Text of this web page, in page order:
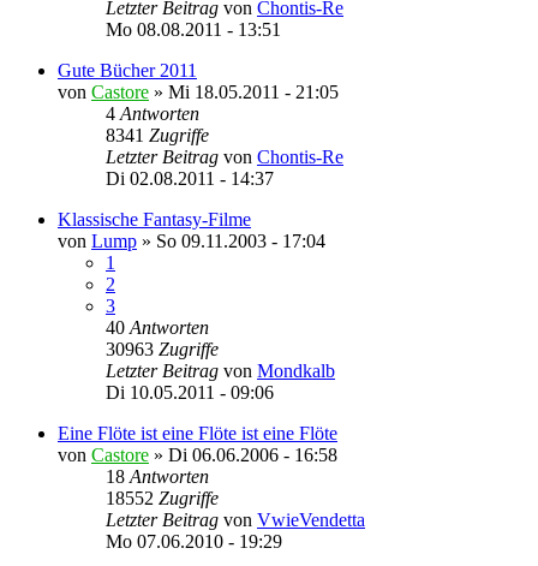
Letzter Beitrag von Chontis-Re
Mo 08.08.2011 - 13:51
Gute Bücher 2011
von Castore » Mi 18.05.2011 - 21:05
4 Antworten
8341 Zugriffe
Letzter Beitrag von Chontis-Re
Di 02.08.2011 - 14:37
Klassische Fantasy-Filme
von Lump » So 09.11.2003 - 17:04
1
2
3
40 Antworten
30963 Zugriffe
Letzter Beitrag von Mondkalb
Di 10.05.2011 - 09:06
Eine Flöte ist eine Flöte ist eine Flöte
von Castore » Di 06.06.2006 - 16:58
18 Antworten
18552 Zugriffe
Letzter Beitrag von VwieVendetta
Mo 07.06.2010 - 19:29